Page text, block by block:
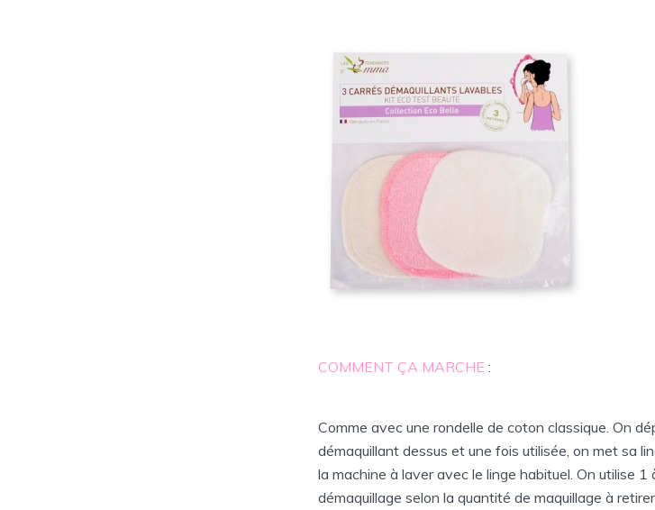
COMMENT ÇA MARCHE :
Comme avec une rondelle de coton classique. On
démaquillant dessus et une fois utilisée, on met sa
la machine à laver avec le linge habituel. On utilise
démaquillage selon la quantité de maquillage à